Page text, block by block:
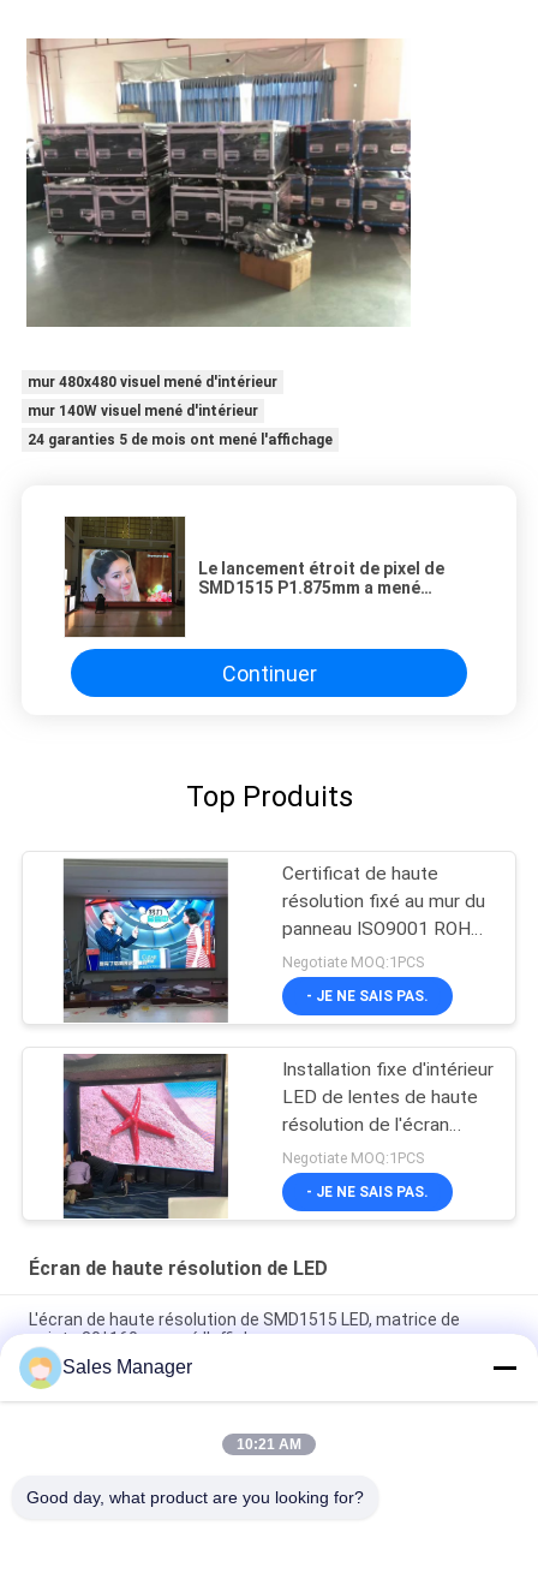
mur 480x480 visuel mené d'intérieur
mur 140W visuel mené d'intérieur
24 garanties 5 de mois ont mené l'affichage
Le lancement étroit de pixel de
SMD1515 P1.875mm a mené
Continuer
Top Produits
Certificat de haute
résolution fixé au mur du
panneau ISO9001 ROHS
de 2.5RGB LED
Negotiate MOQ:1PCS
- JE NE SAIS PAS.
Installation fixe d'intérieur
LED de lentes de haute
résolution de l'écran
1200 de SMD2121
1R1G1B
Negotiate MOQ:1PCS
- JE NE SAIS PAS.
Écran de haute résolution de LED
L'écran de haute résolution de SMD1515 LED, matrice de
points 80*160 a mené l'affichage
Grande verticale horizontale visuelle d'affichages de mur de
SMD1515 IP31 140 degrés
Écran de haute résolution de SMD 2121 LED, affichage à LED
Sales Manager
10:21 AM
Good day, what product are you looking for?